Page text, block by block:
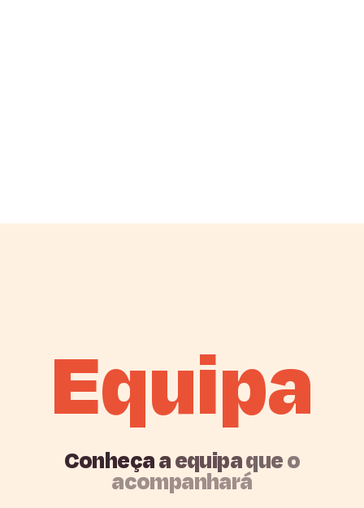
Equipa
Conheçaaequipaqueo
acompanhará